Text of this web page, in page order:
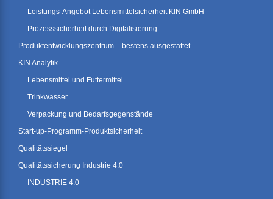
Leistungs-Angebot Lebensmittelsicherheit KIN GmbH
Prozesssicherheit durch Digitalisierung
Produktentwicklungszentrum – bestens ausgestattet
KIN Analytik
Lebensmittel und Futtermittel
Trinkwasser
Verpackung und Bedarfsgegenstände
Start-up-Programm-Produktsicherheit
Qualitätssiegel
Qualitätssicherung Industrie 4.0
INDUSTRIE 4.0